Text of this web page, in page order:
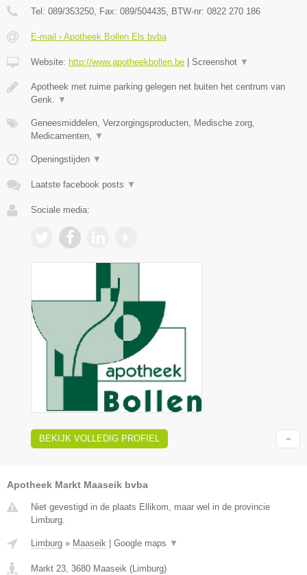
Tel: 089/353250, Fax: 089/504435, BTW-nr: 0822 270 186
E-mail › Apotheek Bollen Els bvba
Website: http://www.apotheekbollen.be Screenshot ▼
Apotheek met ruime parking gelegen net buiten het centrum van
Genk. ▼
Geneesmiddelen, Verzorgingsproducten, Medische zorg,
Medicamenten, ▼
Openingstijden ▼
Laatste facebook posts ▼
Sociale media:
BEKIJK VOLLEDIG PROFIEL
Apotheek Markt Maaseik bvba
Niet gevestigd in de plaats Ellikom, maar wel in de provincie
Limburg.
Limburg » Maaseik Google maps ▼
Markt 23, 3680 Maaseik (Limburg)